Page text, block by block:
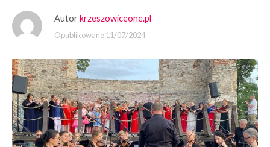
Autor krzeszowiceone.pl
Opublikowane 11/07/2024